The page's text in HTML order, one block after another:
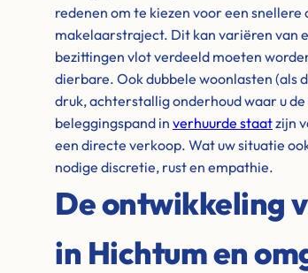
redenen om te kiezen voor een
makelaarstraject. Dit kan variëren van
bezittingen vlot verdeeld moeten
dierbare. Ook dubbele woonlasten (als
druk, achterstallig onderhoud waar u
beleggingspand in verhuurde staatzijn
een directe verkoop. Wat uw situatie
nodige discretie, rust en empathie.
De ontwikkeling
in Hichtum en